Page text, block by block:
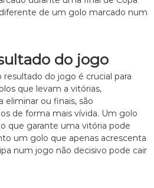
t
de um golo marcado num
do jogo
do jogo é crucial para
que levam a vitórias,
eliminar ou finais, são
de forma mais vívida. Um golo
que garante uma vitória pode
um golo que apenas acrescenta
num jogo não decisivo pode cair